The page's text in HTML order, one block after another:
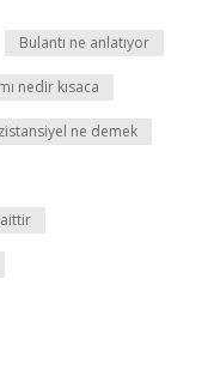
Bulantı ne anlatıyor
nedir kısaca
ne demek